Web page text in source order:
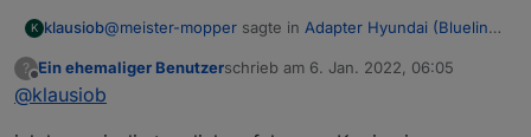
K klausiob@meister-mopper sagte in Adapter Hyundai (Bluelink)
Nein, würde mich aber auch interessieren. Rohe
?
Offline
Ein ehemaliger Benutzerschrieb am 6. Jan. 2022, 06:05
zuletzt editiert von
@klausiob